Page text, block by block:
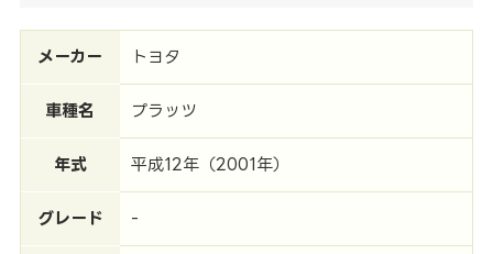
メーカー トヨタ
車種名 プラッツ
年式 平成12年（2001年）
グレード -